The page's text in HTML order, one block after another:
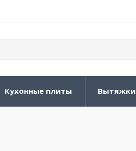
Кухонные плиты Вытяжки